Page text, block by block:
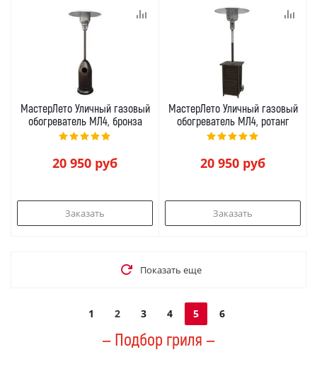
МастерЛето Уличный газовый
обогреватель МЛ4, бронза
20 950 руб
Заказать
МастерЛето Уличный газовый
обогреватель МЛ4, ротанг
20 950 руб
Заказать
Показать еще
1 2 3 4 5 6
— Подбор гриля —